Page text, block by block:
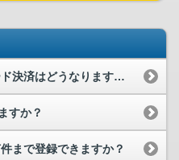
キャンセル時、クレジットカード決済はどうなりますか？
すか？
まで登録できますか？